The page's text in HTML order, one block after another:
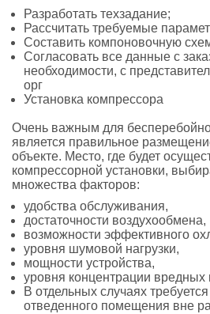
Разработать техзадание;
Рассчитать требуемые
Составить компоновочную
Согласовать все данные с
необходимости, с
орг
Установка компрессора
Очень важным для
является правильное
объекте. Место, где будет
компрессорной установки,
множества факторов:
удобства обслуживания,
достаточности воздухообмена,
возможности эффективного
уровня шумовой нагрузки,
мощности устройства,
уровня концентрации вредных
В отдельных случаях
отведенного помещения вне